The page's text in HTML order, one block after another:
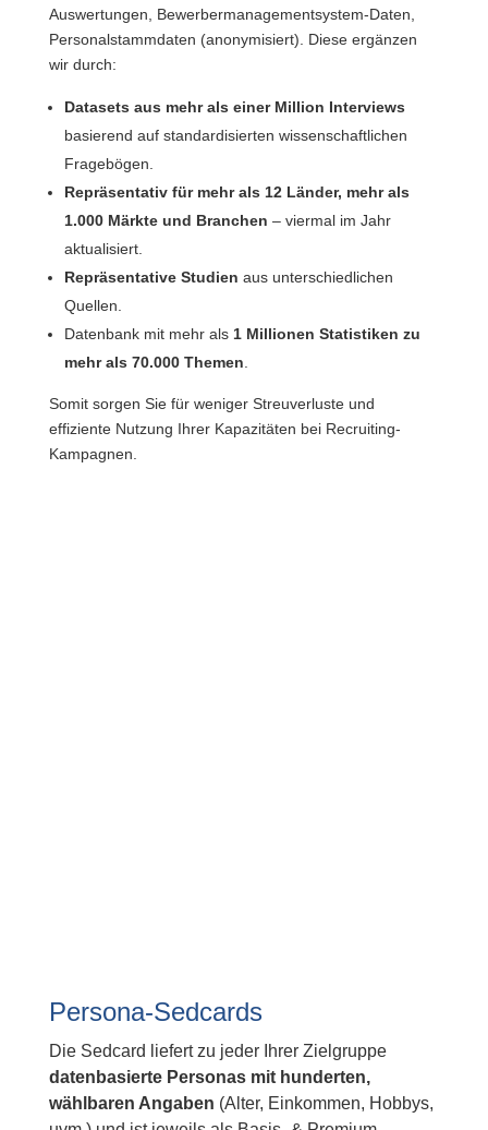
Auswertungen, Bewerbermanagementsystem-Daten,
Personalstammdaten (anonymisiert). Diese ergänzen
wir durch:
Datasets aus mehr als einer Million Interviews
basierend auf standardisierten wissenschaftlichen
Fragebögen.
Repräsentativ für mehr als 12 Länder, mehr als
1.000 Märkte und Branchen – viermal im Jahr
aktualisiert.
Repräsentative Studien aus unterschiedlichen
Quellen.
Datenbank mit mehr als 1 Millionen Statistiken zu
mehr als 70.000 Themen.
Somit sorgen Sie für weniger Streuverluste und
effiziente Nutzung Ihrer Kapazitäten bei Recruiting-
Kampagnen.
Persona-Sedcards
Die Sedcard liefert zu jeder Ihrer Zielgruppe
datenbasierte Personas mit hunderten,
wählbaren Angaben (Alter, Einkommen, Hobbys,